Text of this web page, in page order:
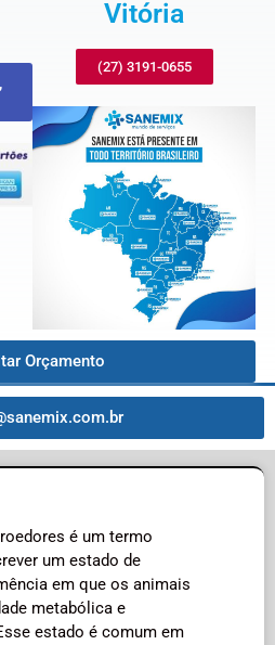
Vitória
(27) 3191-0655
Orçamento
é um termo
um estado de
em que os animais
metabólica e
estado é comum em